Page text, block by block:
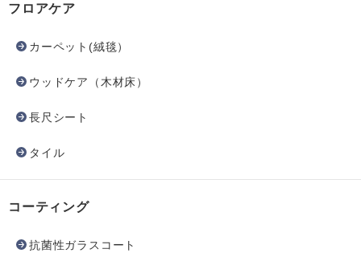
フロアケア
カーペット(絨毯）
ウッドケア（木材床）
長尺シート
タイル
コーティング
抗菌性ガラスコート